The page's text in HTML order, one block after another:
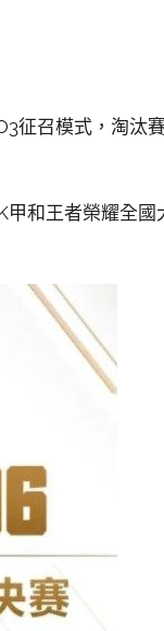
征召模式，淘汰
甲和王者榮耀全國